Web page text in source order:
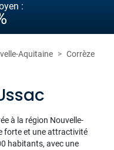
:
Aquitaine
Corrèze
à la région Nouvelle-
forte et une attractivité
habitants, avec une